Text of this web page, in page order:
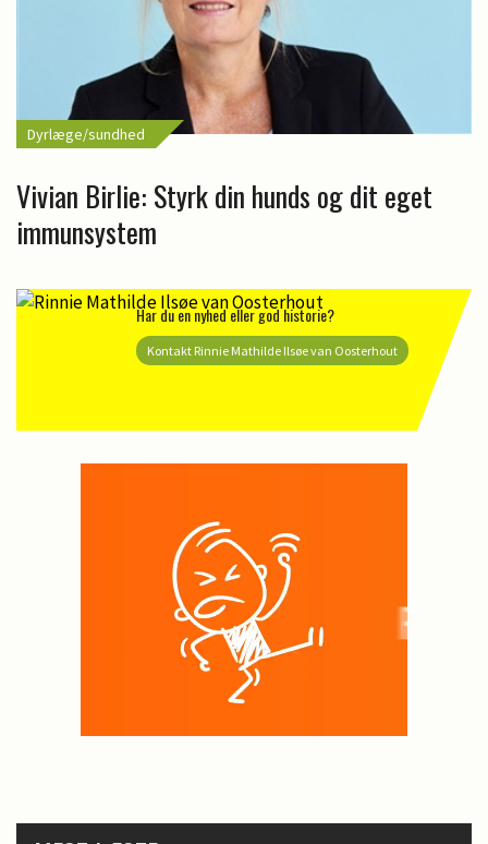
Dyrlæge/sundhed
Vivian Birlie: Styrk din hunds og dit eget
immunsystem
Har du en nyhed eller god historie?
Kontakt Rinnie Mathilde Ilsøe van Oosterhout